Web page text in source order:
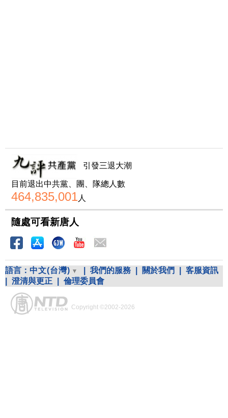
引發三退大潮
目前退出中共黨、團、隊總人數
464,835,001人
隨處可看新唐人
語言： 中文(台灣) 我們的服務 關於我們
客服資訊
澄清與更正 倫理委員會
Copyright ©2002-2026